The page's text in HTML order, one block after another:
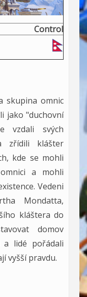
Control
skupina omnic
jako "duchovní
vzdali svých
zřídili klášter
kde se mohli
a mohli
Vedeni
Mondatta,
kláštera do
domov
a lidé pořádali
vyšší pravdu.